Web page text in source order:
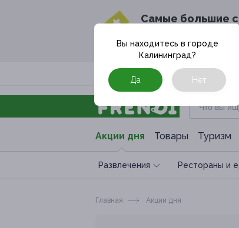
Cамые большие
в твоём
Москва
Акции дня Товары Туризм
Развлечения Рестораны и
Вы находитесь в городе
Калининград?
Да Нет
Главная Акции дня